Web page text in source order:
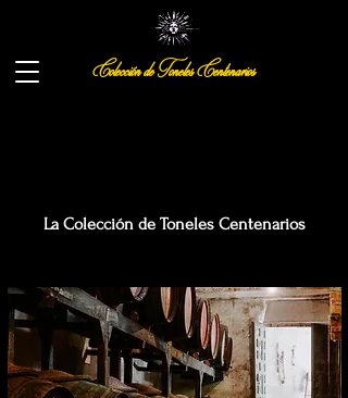
Colección de Toneles Centenarios
La Colección de Toneles Centenarios